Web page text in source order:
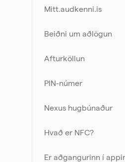
Mitt.audkenni.is
Beiðni um aðlögun
Afturköllun
PIN-númer
Nexus hugbúnaður
Hvað er NFC?
Er aðgangurinn í